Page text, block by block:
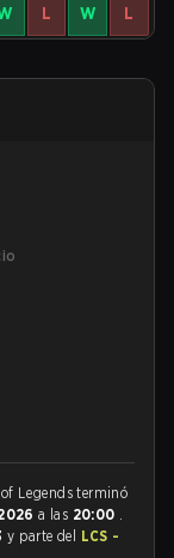
L W L
Legends terminó
a las 20:00 .
y parte del LCS -